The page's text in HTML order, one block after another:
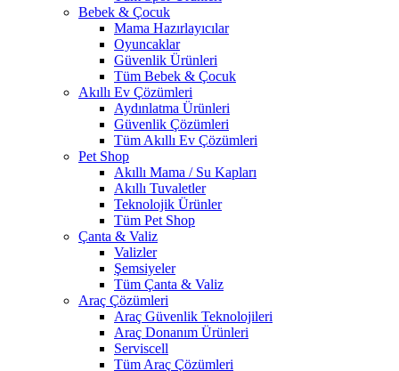
Bebek & Çocuk
Mama Hazırlayıcılar
Oyuncaklar
Güvenlik Ürünleri
Tüm Bebek & Çocuk
Akıllı Ev Çözümleri
Aydınlatma Ürünleri
Güvenlik Çözümleri
Tüm Akıllı Ev Çözümleri
Pet Shop
Akıllı Mama / Su Kapları
Akıllı Tuvaletler
Teknolojik Ürünler
Tüm Pet Shop
Çanta & Valiz
Valizler
Şemsiyeler
Tüm Çanta & Valiz
Araç Çözümleri
Araç Güvenlik Teknolojileri
Araç Donanım Ürünleri
Serviscell
Tüm Araç Çözümleri